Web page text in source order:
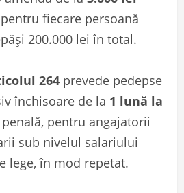
pentru fiecare persoană
200.000 lei în total.
264 prevede pedepse
închisoare de la 1 lună la
pentru angajatorii
sub nivelul salariului
lege, în mod repetat.